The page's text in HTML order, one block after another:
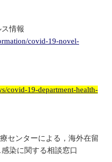
情報
covid-19-novel-
covid-19-department-health-
センターによる，海外在留
染に関する相談窓口